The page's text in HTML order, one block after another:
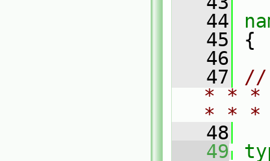
   44
   45
{
   46
   47
//
* * *
* *
   48
   49